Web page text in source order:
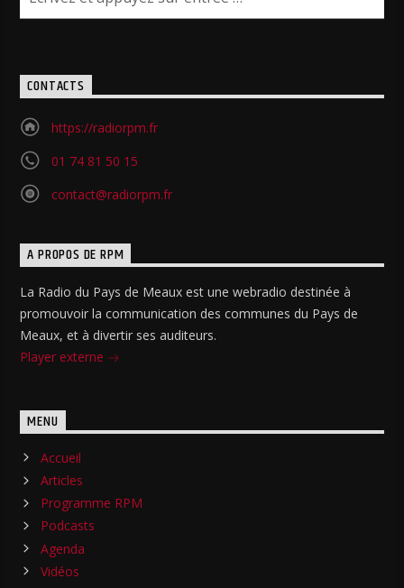
CONTACTS
https://radiorpm.fr
01 74 81 50 15
contact@radiorpm.fr
A PROPOS DE RPM
La Radio du Pays de Meaux est une webradio destinée à
promouvoir la communication des communes du Pays de
Meaux, et à divertir ses auditeurs.
Player externe
MENU
Accueil
Articles
Programme RPM
Podcasts
Agenda
Vidéos